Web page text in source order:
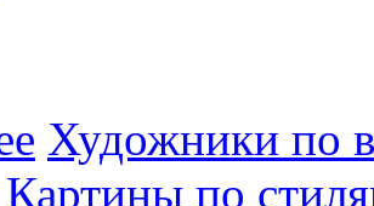
Художники по
Картины по